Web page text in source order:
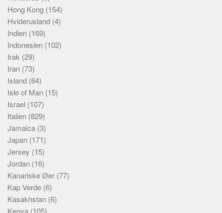
Hong Kong (154)
Hviderusland (4)
Indien (169)
Indonesien (102)
Irak (29)
Iran (73)
Island (64)
Isle of Man (15)
Israel (107)
Italien (829)
Jamaica (3)
Japan (171)
Jersey (15)
Jordan (16)
Kanariske Øer (77)
Kap Verde (6)
Kasakhstan (6)
Kenya (105)